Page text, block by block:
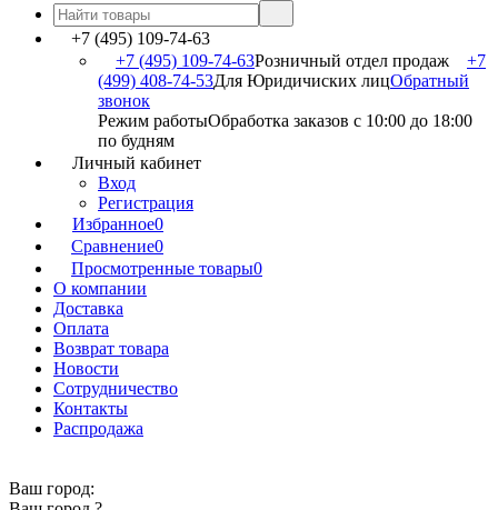
+7 (495) 109-74-63
+7 (495) 109-74-63Розничный отдел продаж
+7
(499) 408-74-53Для Юридичиских лицОбратный
звонок
Режим работыОбработка заказов с 10:00 до 18:00
по будням
Личный кабинет
Вход
Регистрация
Избранное0
Сравнение0
Просмотренные товары0
О компании
Доставка
Оплата
Возврат товара
Новости
Сотрудничество
Контакты
Распродажа
Ваш город: